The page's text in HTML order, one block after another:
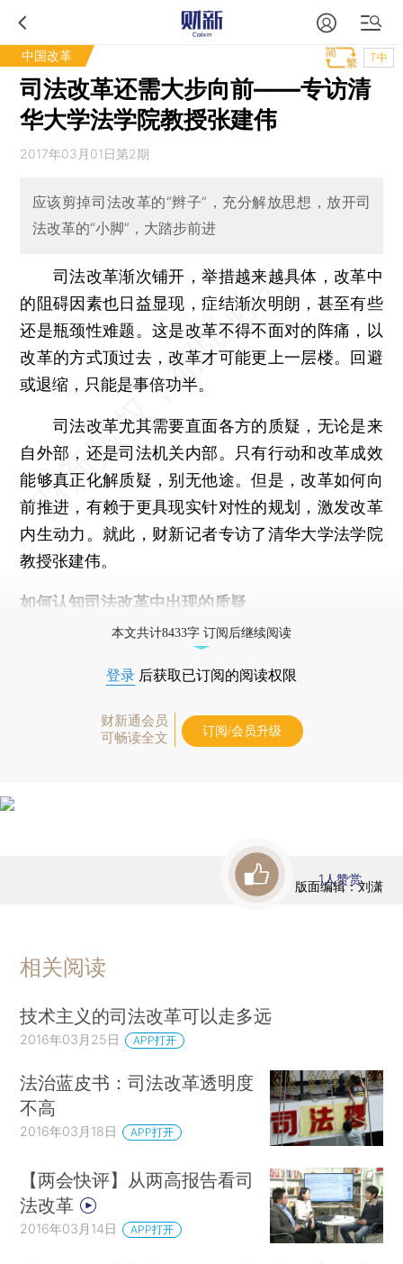
中国改革 T中
司法改革还需大步向前——专访清
华大学法学院教授张建伟
2017年03月01日第2期
应该剪掉司法改革的“辫子”，充分解放思想，放开司
法改革的“小脚”，大踏步前进
司法改革渐次铺开，举措越来越具体，改革中
的阻碍因素也日益显现，症结渐次明朗，甚至有些
还是瓶颈性难题。这是改革不得不面对的阵痛，以
改革的方式顶过去，改革才可能更上一层楼。回避
或退缩，只能是事倍功半。
司法改革尤其需要直面各方的质疑，无论是来
自外部，还是司法机关内部。只有行动和改革成效
能够真正化解质疑，别无他途。但是，改革如何向
前推进，有赖于更具现实针对性的规划，激发改革
内生动力。就此，财新记者专访了清华大学法学院
教授张建伟。
如何认知司法改革中出现的质疑
本文共计8433字 订阅后继续阅读
登录 后获取已订阅的阅读权限
财新通会员
可畅读全文
订阅/会员升级
版面编辑：刘潇
1人赞赏
相关阅读
技术主义的司法改革可以走多远
2016年03月25日 APP打开
法治蓝皮书：司法改革透明度
不高
2016年03月18日 APP打开
【两会快评】从两高报告看司
法改革
2016年03月14日 APP打开